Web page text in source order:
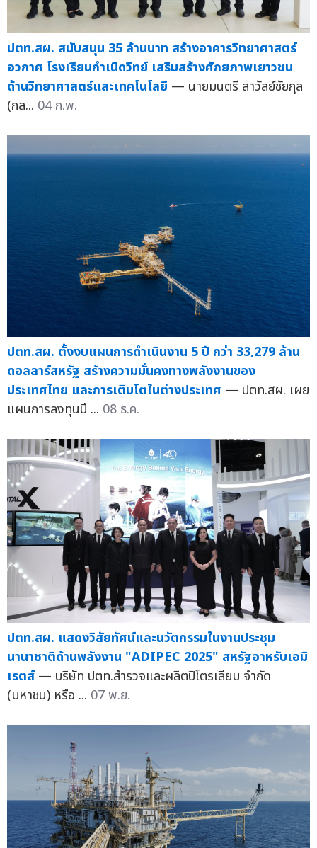
ปตท.สผ. สนับสนุน 35 ล้านบาท สร้างอาคารวิทยาศาสตร์
อวกาศ โรงเรียนกำเนิดวิทย์ เสริมสร้างศักยภาพเยาวชน
ด้านวิทยาศาสตร์และเทคโนโลยี — นายมนตรี ลาวัลย์ชัยกุล
(กล... 04 ก.พ.
ปตท.สผ. ตั้งงบแผนการดำเนินงาน 5 ปี กว่า 33,279 ล้าน
ดอลลาร์สหรัฐ สร้างความมั่นคงทางพลังงานของ
ประเทศไทย และการเติบโตในต่างประเทศ — ปตท.สผ. เผย
แผนการลงทุนปี ... 08 ธ.ค.
ปตท.สผ. แสดงวิสัยทัศน์และนวัตกรรมในงานประชุม
นานาชาติด้านพลังงาน "ADIPEC 2025" สหรัฐอาหรับเอมิ
เรตส์ — บริษัท ปตท.สำรวจและผลิตปิโตรเลียม จำกัด
(มหาชน) หรือ ... 07 พ.ย.